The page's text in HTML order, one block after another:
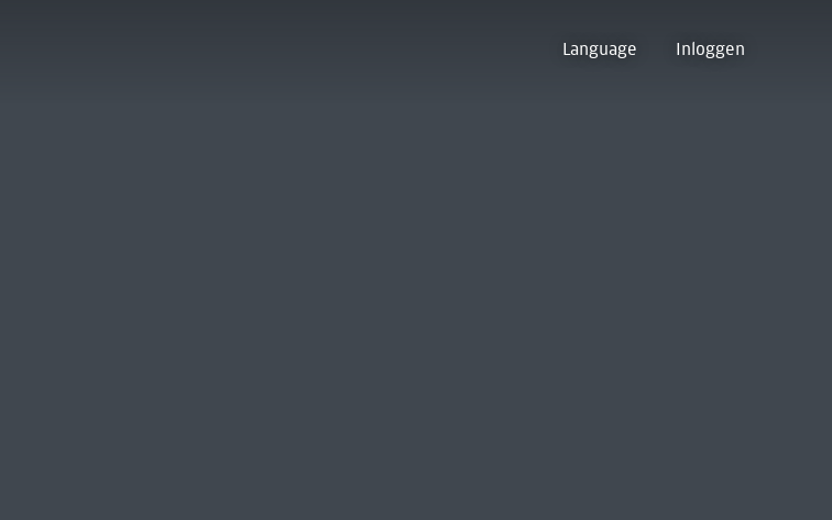
Language Inloggen